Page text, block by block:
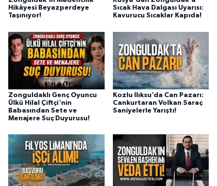
Hikâyesi Beyazperdeye
Taşınıyor!
Sıcak Hava Dalgası Uyarısı:
Kavurucu Sıcaklar Kapıda!
Zonguldaklı Genç Oyuncu
Ülkü Hilal Çiftçi'nin
Babasından Sete ve
Menajere Suç Duyurusu!
Kozlu Ilıksu’da Can Pazarı:
Cankurtaran Volkan Saraç
Saniyelerle Yarıştı!